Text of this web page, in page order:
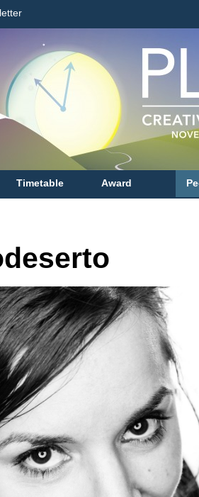
Timetable Award